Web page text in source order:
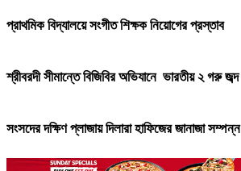
প্রাথমিক বিদ্যালয়ে সংগীত শিক্ষক নিয়োগের প্রস্তাব
শ্রীবরদী সীমান্তে বিজিবির অভিযানে ভারতীয় ২ গরু জব্দ
সংসদের দক্ষিণ প্লাজায় দিলারা হাফিজের জানাজা সম্পন্ন